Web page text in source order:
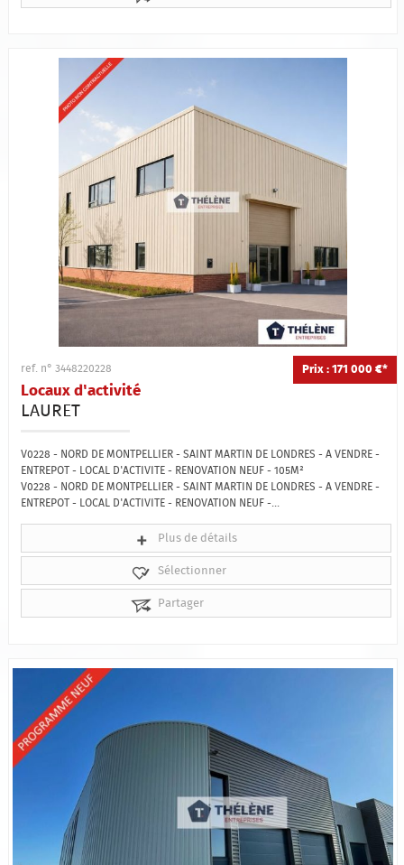
Prix : 171 000 €*
ref. n° 3448220228
Locaux d'activité
LAURET
V0228 - NORD DE MONTPELLIER - SAINT MARTIN DE LONDRES - A VENDRE -
ENTREPOT - LOCAL D'ACTIVITE - RENOVATION NEUF - 105M²
V0228 - NORD DE MONTPELLIER - SAINT MARTIN DE LONDRES - A VENDRE -
ENTREPOT - LOCAL D'ACTIVITE - RENOVATION NEUF -...
Plus de détails
Sélectionner
Partager